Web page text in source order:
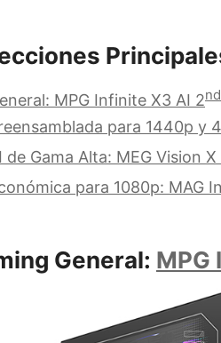
MPG Infinite X3 AI 2nd
para 1440p y
Gama Alta: MEG Vision X
para 1080p: MAG
General: MPG